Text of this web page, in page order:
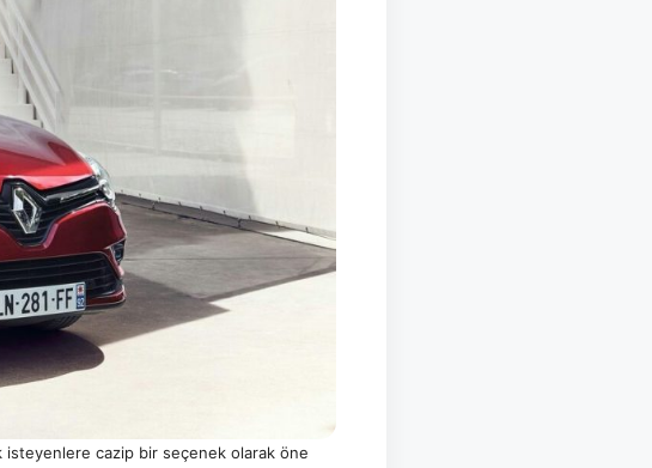
isteyenlere cazip bir seçenek olarak öne